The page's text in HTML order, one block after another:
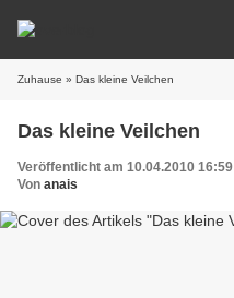
Zuhause » Das kleine Veilchen
Das kleine Veilchen
Veröffentlicht am 10.04.2010 16:59
Von anais